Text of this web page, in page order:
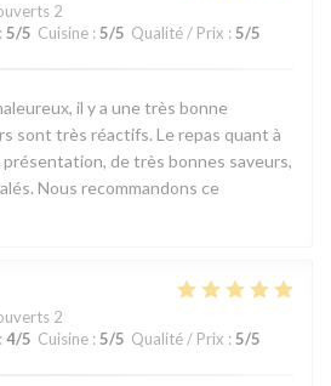
2
: 5/5 Cuisine : 5/5 Qualité / Prix : 5/5
il y a une très bonne
sont très réactifs. Le repas quant à
de très bonnes saveurs,
Nous recommandons ce
2
: 4/5 Cuisine : 5/5 Qualité / Prix : 5/5